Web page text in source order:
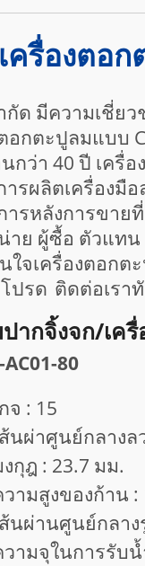
ครื่องตอ
กัด มีความเชี่ย
อกตะปูลมแบบ
ว่า 40 ปี เครื่
ารผลิตเครื่อง
รหลังการขาย
ย ผู้ซื้อ ตัวแท
จเครื่องตอกต
ปรด ติดต่อเรา
ากจิ้งจก/เค
AC01-80
จ : 15
นผ่าศูนย์กลางล
กุฎ : 23.7 มม.
ามสูงของก้าน :
นผ่านศูนย์กลาง
ามจุในการรับ